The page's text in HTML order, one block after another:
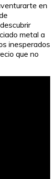
en
metal a
inesperados
que no